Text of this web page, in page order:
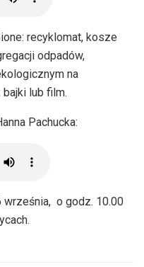
recyklomat, kosze
odpadów,
na
lub film.
Pachucka:
o godz. 10.00